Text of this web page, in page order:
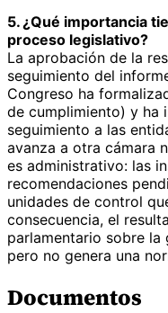
5. ¿Qué importancia
proceso legislativo?
La aprobación de la
seguimiento del
Congreso ha
de cumplimiento) y ha
seguimiento a las
avanza a otra cámara
es administrativo: las
recomendaciones
unidades de control
consecuencia, el
parlamentario sobre la
pero no genera una
Documentos